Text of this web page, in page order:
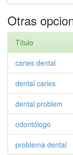
Otras
Título
caries dental
dental caries
dental problem
odontólogo
problema dental